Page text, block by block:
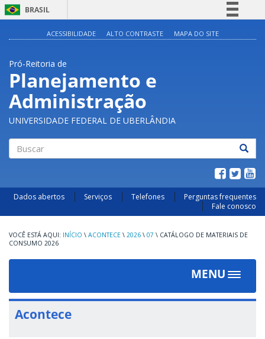
BRASIL
Acesso à informação
ACESSIBILIDADE ALTO CONTRASTE MAPA DO SITE
Pró-Reitoria de
Planejamento e
Administração
UNIVERSIDADE FEDERAL DE UBERLÂNDIA
Dados abertos Serviços Telefones
Perguntas frequentes
Fale conosco
INÍCIO \ ACONTECE \ 2026 \ 07 \ CATÁLOGO DE MATERIAIS DE
CONSUMO 2026
MENU
Toggle
Acontece